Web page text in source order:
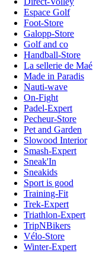
Espace Golf
Foot-Store
Galopp-Store
Golf and co
Handball-Store
La sellerie de Maé
Made in Paradis
Nauti-wave
On-Fight
Padel-Expert
Pecheur-Store
Pet and Garden
Slowood Interior
Smash-Expert
Sneak'In
Sneakids
Sport is good
Training-Fit
Trek-Expert
Triathlon-Expert
TripNBikers
Vélo-Store
Winter-Expert